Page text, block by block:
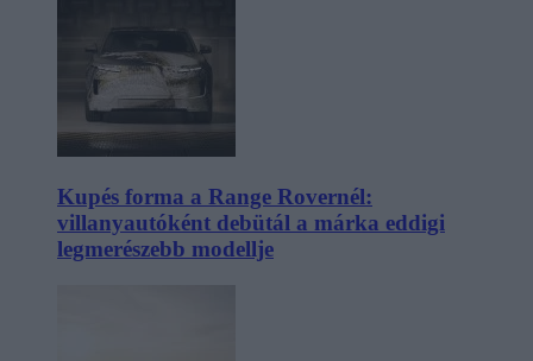
Kupés forma a Range Rovernél:
villanyautóként debütál a márka eddigi
legmerészebb modellje